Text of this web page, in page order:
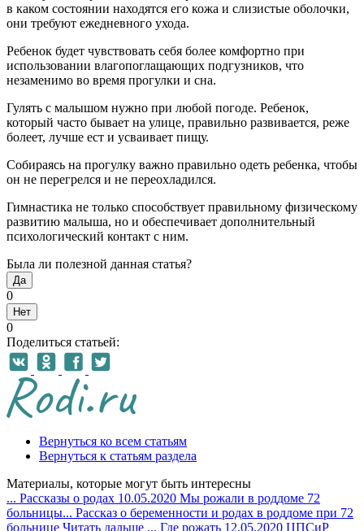
в каком состоянии находятся его кожа и слизистые оболочки,
они требуют ежедневного ухода.
Ребенок будет чувствовать себя более комфортно при
использовании влагопоглащающих подгузников, что
незаменимо во время прогулки и сна.
Гулять с малышом нужно при любой погоде. Ребенок,
который часто бывает на улице, правильно развивается, реже
болеет, лучше ест и усваивает пищу.
Собираясь на прогулку важно правильно одеть ребенка, чтобы
он не перегрелся и не переохладился.
Гимнастика не только способствует правильному физическому
развитию малыша, но и обеспечивает дополнительный
психологический контакт с ним.
Была ли полезной данная статья?
Да
0
Нет
0
Поделиться статьей:
Вернуться ко всем статьям
Вернуться к статьям раздела
Материалы, которые могут быть интересны
... Рассказы о родах 10.05.2020 Мы рожали в роддоме 72
больницы... Рассказ о беременности и родах в роддоме при 72
больнице Читать дальше ... Где рожать 12.05.2020 ЦПСиР